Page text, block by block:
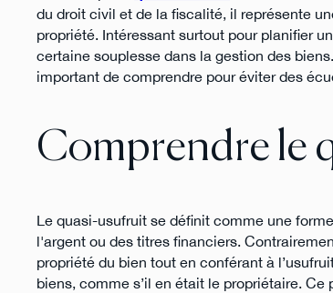
du droit civil et de la fiscalité, il représente
propriété. Intéressant surtout pour planifier
certaine souplesse dans la gestion des
important de comprendre pour éviter des
Comprendre le
Le quasi-usufruit se définit comme une
l'argent ou des titres financiers.
propriété du bien tout en conférant à
biens, comme s’il en était le propriétaire.